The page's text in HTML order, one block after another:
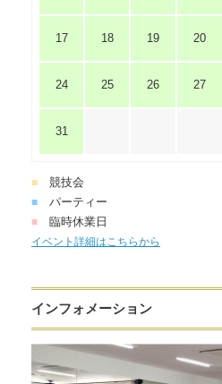
17 18 19 20
24 25 26 27
31
■ 競技会
■ パーティー
■ 臨時休業日
イベント詳細はこちらから
インフォメーション